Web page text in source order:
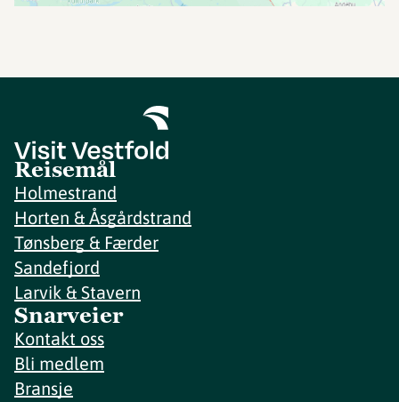
Reisemål
Holmestrand
Horten & Åsgårdstrand
Tønsberg & Færder
Sandefjord
Larvik & Stavern
Snarveier
Kontakt oss
Bli medlem
Bransje